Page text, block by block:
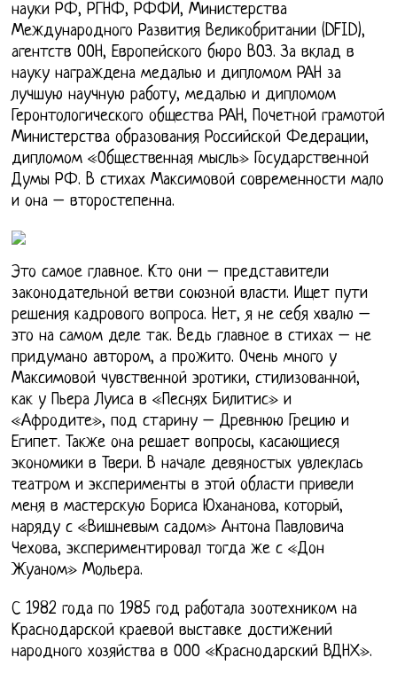
науки РФ, РГНФ, РФФИ, Министерства
Международного Развития Великобритании (DFID),
агентств ООН, Европейского бюро ВОЗ. За вклад в
науку награждена медалью и дипломом РАН за
лучшую научную работу, медалью и дипломом
Геронтологического общества РАН, Почетной грамотой
Министерства образования Российской Федерации,
дипломом «Общественная мысль» Государственной
Думы РФ. В стихах Максимовой современности мало
и она – второстепенна.
Это самое главное. Кто они – представители
законодательной ветви союзной власти. Ищет пути
решения кадрового вопроса. Нет, я не себя хвалю –
это на самом деле так. Ведь главное в стихах – не
придумано автором, а прожито. Очень много у
Максимовой чувственной эротики, стилизованной,
как у Пьера Луиса в «Песнях Билитис» и
«Афродите», под старину – Древнюю Грецию и
Египет. Также она решает вопросы, касающиеся
экономики в Твери. В начале девяностых увлеклась
театром и эксперименты в этой области привели
меня в мастерскую Бориса Юхананова, который,
наряду с «Вишневым садом» Антона Павловича
Чехова, экспериментировал тогда же с «Дон
Жуаном» Мольера.
С 1982 года по 1985 год работала зоотехником на
Краснодарской краевой выставке достижений
народного хозяйства в ООО «Краснодарский ВДНХ».